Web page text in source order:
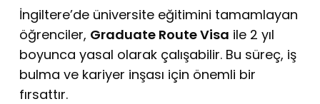
İngiltere’de üniversite eğitimini tamamlayan
öğrenciler, Graduate Route Visa ile 2 yıl
boyunca yasal olarak çalışabilir. Bu süreç, iş
bulma ve kariyer inşası için önemli bir
fırsattır.